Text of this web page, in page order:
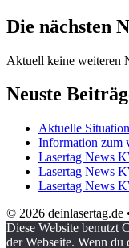
Die nächsten
Aktuell keine weiteren
Neuste
Aktuelle
Information zum
Lasertag News
Lasertag News
Lasertag News
© 2026 deinlasertag.de
Diese Website benutzt
der Webseite. Wenn